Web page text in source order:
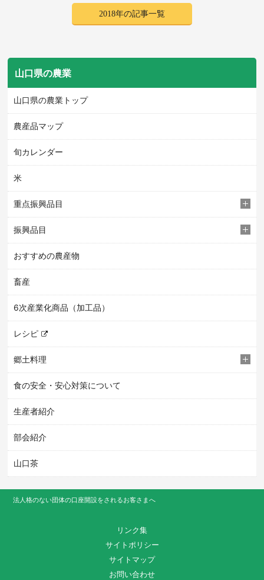
2018年の記事一覧
山口県の農業
山口県の農業トップ
農産品マップ
旬カレンダー
米
重点振興品目
振興品目
おすすめの農産物
畜産
6次産業化商品（加工品）
レシピ
郷土料理
食の安全・安心対策について
生産者紹介
部会紹介
山口茶
法人格のない団体の口座開設をされるお客さまへ
リンク集
サイトポリシー
サイトマップ
お問い合わせ